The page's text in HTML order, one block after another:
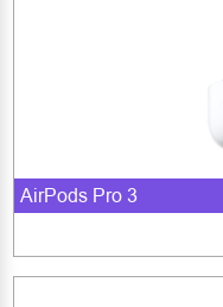
AirPods Pro 3